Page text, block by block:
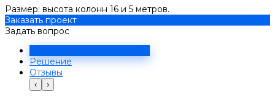
Размер: высота колонн 16 и 5 метров.
Заказать проект
Задать вопрос
Решение
Отзывы
‹ ›